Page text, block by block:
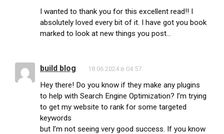
I wanted to thank you for this excellent read!! I
absolutely loved every bit of it. I have got you book
marked to look at new things you post…
build blog 18.06.2024 в 04:57
Hey there! Do you know if they make any plugins
to help with Search Engine Optimization? I’m trying
to get my website to rank for some targeted
keywords
but I’m not seeing very good success. If you know